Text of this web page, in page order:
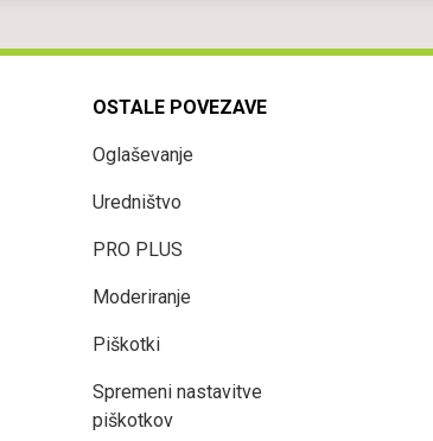
OSTALE POVEZAVE
Oglaševanje
Uredništvo
PRO PLUS
Moderiranje
Piškotki
Spremeni nastavitve
piškotkov